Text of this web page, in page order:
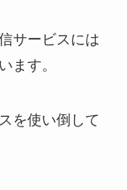
サービスには
ます。
を使い倒して